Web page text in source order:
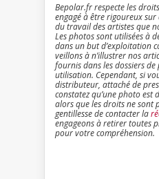
Bepolar.fr respecte les
engagé à être rigoureux
du travail des artistes que
Les photos sont utilisées à
dans un but d’exploitation
veillons à n’illustrer nos
fournis dans les dossiers
utilisation. Cependant, si
distributeur, attaché de
constatez qu’une photo est
alors que les droits ne sont
gentillesse de contacter la
engageons à retirer toutes
pour votre compréhension.